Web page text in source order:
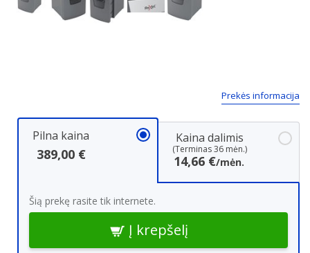
Prekės informacija
Pilna kaina
389,00 €
Kaina dalimis
(Terminas 36 mėn.)
14,66 €/mėn.
Šią prekę rasite tik internete.
Į krepšelį